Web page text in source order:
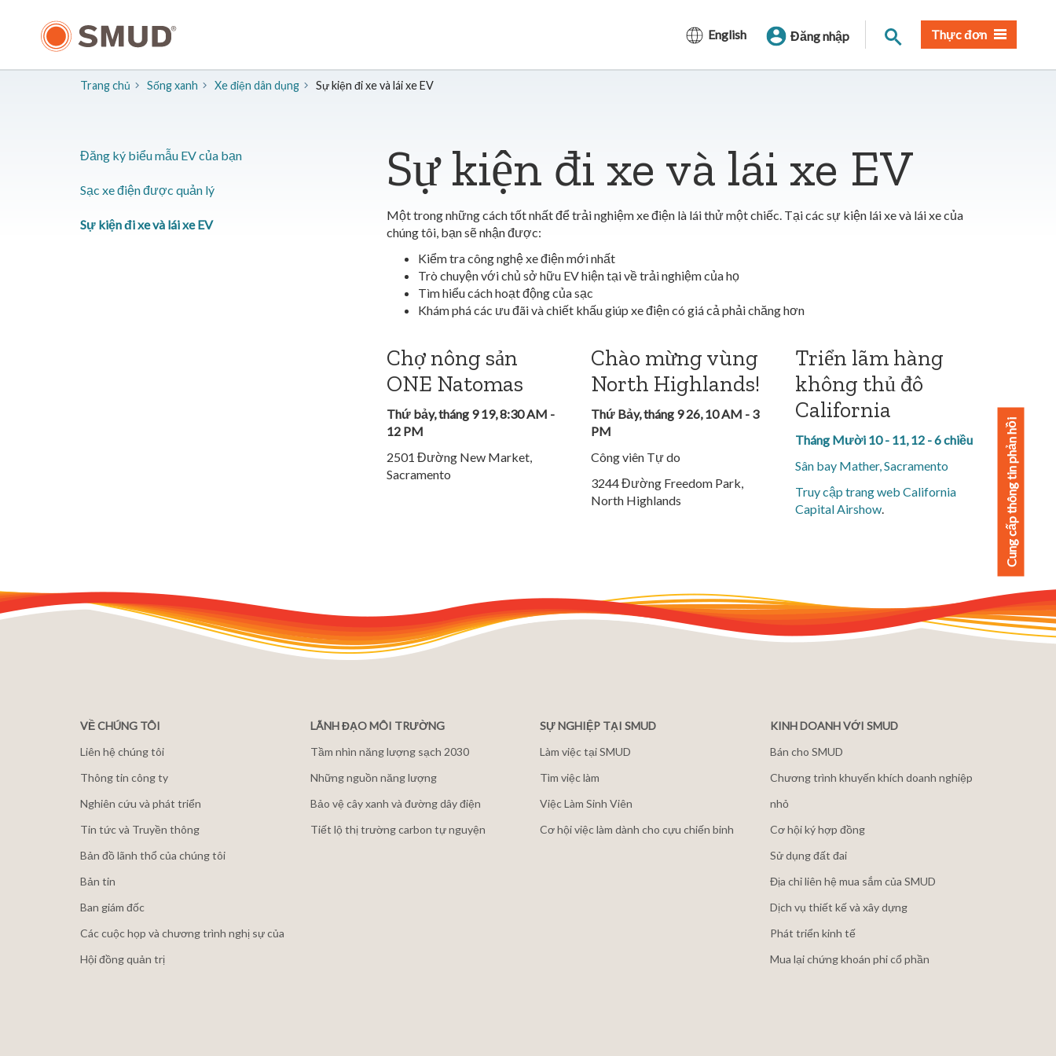
English Đăng nhập Tìm trangThực đơn
Trang chủ Sống xanh Xe điện dân dụng Sự kiện đi xe và lái xe EV
Sự kiện đi xe và lái xe EV
Một trong những cách tốt nhất để trải nghiệm xe điện là lái thử một chiếc. Tại các sự kiện lái xe và lái xe của
chúng tôi, bạn sẽ nhận được:
Kiểm tra công nghệ xe điện mới nhất
Trò chuyện với chủ sở hữu EV hiện tại về trải nghiệm của họ
Tìm hiểu cách hoạt động của sạc
Khám phá các ưu đãi và chiết khấu giúp xe điện có giá cả phải chăng hơn
Chợ nông sản
ONE Natomas
Thứ bảy, tháng 9 19, 8:30 AM -
12 PM
2501 Đường New Market,
Sacramento
Chào mừng vùng
North Highlands!
Thứ Bảy, tháng 9 26, 10 AM - 3
PM
Công viên Tự do
3244 Đường Freedom Park,
North Highlands
Triển lãm hàng
không thủ đô
California
Tháng Mười 10 - 11, 12 - 6 chiều
Sân bay Mather, Sacramento
Truy cập trang web California
Capital Airshow.
Đăng ký biểu mẫu EV của bạn
Sạc xe điện được quản lý
Sự kiện đi xe và lái xe EV
VỀ CHÚNG TÔI
Liên hệ chúng tôi
Thông tin công ty
Nghiên cứu và phát triển
Tin tức và Truyền thông
Bản đồ lãnh thổ của chúng tôi
Bản tin
Ban giám đốc
Các cuộc họp và chương trình nghị sự của
Hội đồng quản trị
LÃNH ĐẠO MÔI TRƯỜNG
Tầm nhìn năng lượng sạch 2030
Những nguồn năng lượng
Bảo vệ cây xanh và đường dây điện
Tiết lộ thị trường carbon tự nguyện
SỰ NGHIỆP TẠI SMUD
Làm việc tại SMUD
Tìm việc làm
Việc Làm Sinh Viên
Cơ hội việc làm dành cho cựu chiến binh
KINH DOANH VỚI SMUD
Bán cho SMUD
Chương trình khuyến khích doanh nghiệp
nhỏ
Cơ hội ký hợp đồng
Sử dụng đất đai
Địa chỉ liên hệ mua sắm của SMUD
Dịch vụ thiết kế và xây dựng
Phát triển kinh tế
Mua lại chứng khoán phi cổ phần
Cung cấp thông tin phản hồi